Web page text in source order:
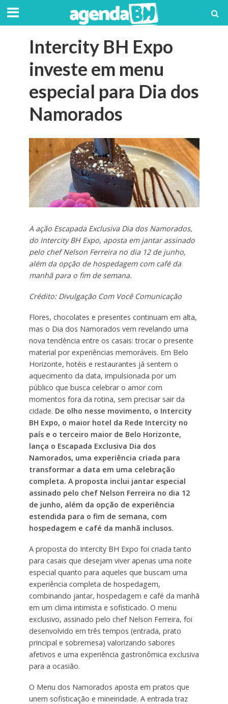
Intercity BH Expo
investe em menu
especial para Dia dos
Namorados
A ação Escapada Exclusiva Dia dos Namorados,
do Intercity BH Expo, aposta em jantar assinado
pelo chef Nelson Ferreira no dia 12 de junho,
além da opção de hospedagem com café da
manhã para o fim de semana.
Crédito: Divulgação Com Você Comunicação
Flores, chocolates e presentes continuam em alta,
mas o Dia dos Namorados vem revelando uma
nova tendência entre os casais: trocar o presente
material por experiências memoráveis. Em Belo
Horizonte, hotéis e restaurantes já sentem o
aquecimento da data, impulsionada por um
público que busca celebrar o amor com
momentos fora da rotina, sem precisar sair da
cidade. De olho nesse movimento, o Intercity
BH Expo, o maior hotel da Rede Intercity no
país e o terceiro maior de Belo Horizonte,
lança o Escapada Exclusiva Dia dos
Namorados, uma experiência criada para
transformar a data em uma celebração
completa. A proposta inclui jantar especial
assinado pelo chef Nelson Ferreira no dia 12
de junho, além da opção de experiência
estendida para o fim de semana, com
hospedagem e café da manhã inclusos.
A proposta do Intercity BH Expo foi criada tanto
para casais que desejam viver apenas uma noite
especial quanto para aqueles que buscam uma
experiência completa de hospedagem,
combinando jantar, hospedagem e café da manhã
em um clima intimista e sofisticado. O menu
exclusivo, assinado pelo chef Nelson Ferreira, foi
desenvolvido em três tempos (entrada, prato
principal e sobremesa) valorizando sabores
afetivos e uma experiência gastronômica exclusiva
para a ocasião.
O Menu dos Namorados aposta em pratos que
unem sofisticação e mineiridade. A entrada traz